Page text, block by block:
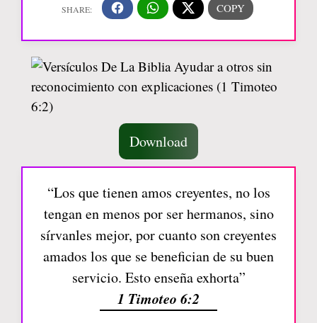
Download
“Los que tienen amos creyentes, no los
tengan en menos por ser hermanos, sino
sírvanles mejor, por cuanto son creyentes
amados los que se benefician de su buen
servicio. Esto enseña exhorta”
1 Timoteo 6:2